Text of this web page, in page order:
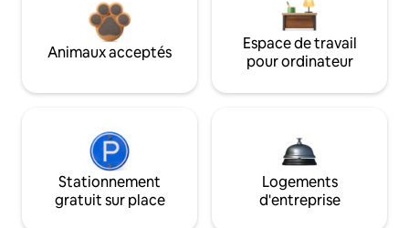
Animaux acceptés
Espace de travail
pour ordinateur
Stationnement
gratuit sur place
Logements
d'entreprise